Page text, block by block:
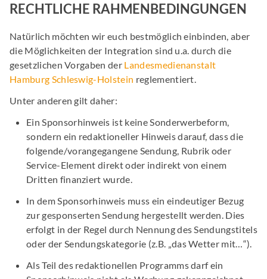
RECHTLICHE RAHMENBEDINGUNGEN
Natürlich möchten wir euch bestmöglich einbinden, aber
die Möglichkeiten der Integration sind u.a. durch die
gesetzlichen Vorgaben der Landesmedienanstalt
Hamburg Schleswig-Holstein reglementiert.
Unter anderen gilt daher:
Ein Sponsorhinweis ist keine Sonderwerbeform,
sondern ein redaktioneller Hinweis darauf, dass die
folgende/vorangegangene Sendung, Rubrik oder
Service-Element direkt oder indirekt von einem
Dritten finanziert wurde.
In dem Sponsorhinweis muss ein eindeutiger Bezug
zur gesponserten Sendung hergestellt werden. Dies
erfolgt in der Regel durch Nennung des Sendungstitels
oder der Sendungskategorie (z.B. „das Wetter mit…“).
Als Teil des redaktionellen Programms darf ein